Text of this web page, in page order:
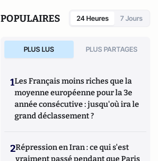
POPULAIRES 24 Heures 7 Jours
PLUS LUS PLUS PARTAGES
1Les Français moins riches que la
moyenne européenne pour la 3e
année consécutive : jusqu'où ira le
grand déclassement ?
2Répression en Iran : ce qui s'est
vraiment passé pendant que Paris